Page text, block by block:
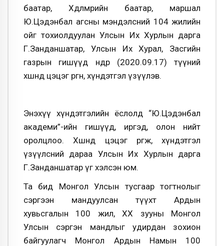
баатар, Хөдөлмөрийн баатар, маршал
Ю.Цэдэнбал агсны мэндэлсний 104 жилийн
ойг тохиолдуулан Улсын Их Хурлын дарга
Г.Занданшатар, Улсын Их Хурал, Засгийн
газрын гишүүд өнөөдөр (2020.09.17) түүний
хөшөөнд цэцэг өргөн, хүндэтгэл үзүүлэв.
Энэхүү хүндэтгэлийн ёслолд “Ю.Цэдэнбал
академи”-ийн гишүүд, иргэд, олон нийт
оролцлоо. Хөшөөнд цэцэг өргөж, хүндэтгэл
үзүүлсний дараа Улсын Их Хурлын дарга
Г.Занданшатар үг хэлсэн юм.
Та бид Монгол Улсын тусгаар тогтнолыг
сэргээн мандуулсан түүхт Ардын
хувьсгалын 100 жил, XX зууны Монгол
Улсын сэргэн мандлыг удирдан зохион
байгуулагч Монгол Ардын Намын 100